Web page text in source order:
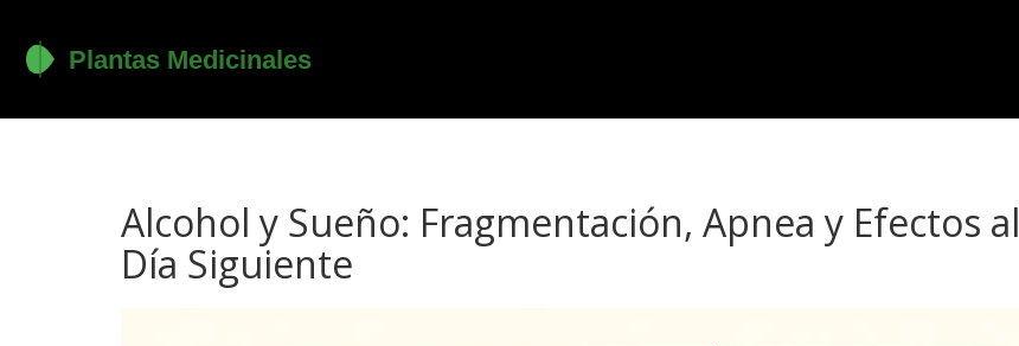
Alcohol y Sueño: Fragmentación, Apnea y Efectos al
Día Siguiente